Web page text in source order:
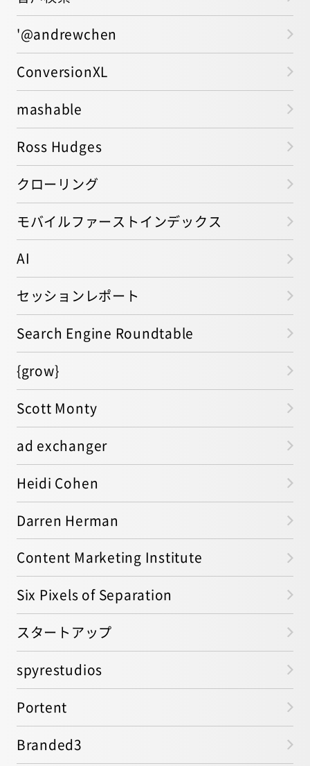
'@andrewchen
ConversionXL
mashable
Ross Hudges
クローリング
モバイルファーストインデックス
AI
セッションレポート
Search Engine Roundtable
{grow}
Scott Monty
ad exchanger
Heidi Cohen
Darren Herman
Content Marketing Institute
Six Pixels of Separation
スタートアップ
spyrestudios
Portent
Branded3